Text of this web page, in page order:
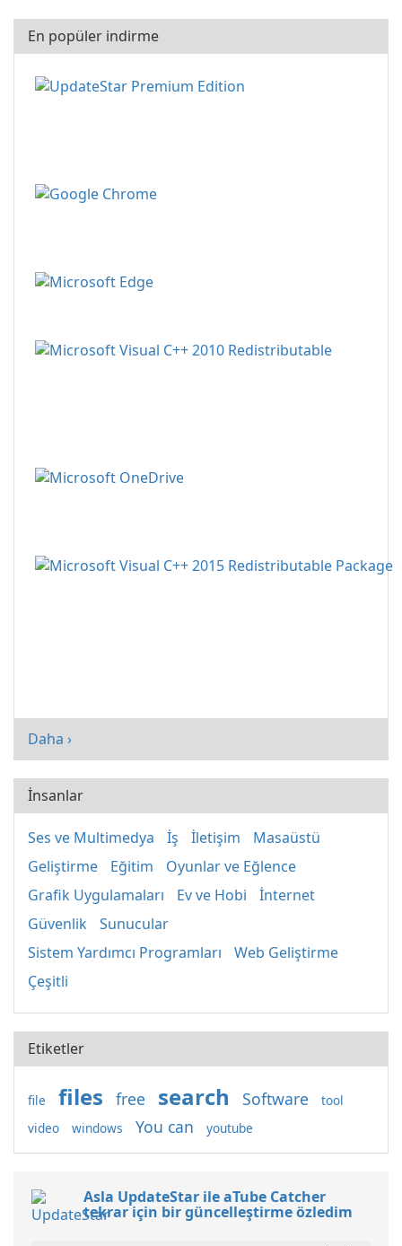
En popüler indirme
Daha ›
İnsanlar
Ses ve Multimedya İş İletişim
Masaüstü
Geliştirme
Eğitim
Oyunlar ve Eğlence
Grafik Uygulamaları
Ev ve Hobi
İnternet
Güvenlik
Sunucular
Sistem Yardımcı Programları
Web Geliştirme
Çeşitli
Etiketler
file files free search Software
tool
video
windows You can youtube
Asla UpdateStar ile aTube Catcher
tekrar için bir güncelleştirme özledim